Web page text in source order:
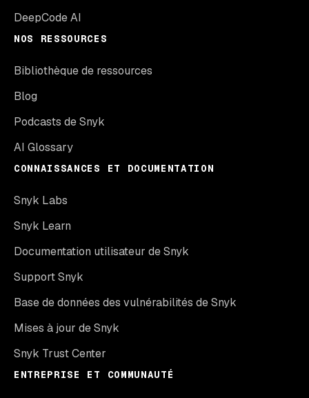
DeepCode AI
NOS RESSOURCES
Bibliothèque de ressources
Blog
Podcasts de Snyk
AI Glossary
CONNAISSANCES ET DOCUMENTATION
Snyk Labs
Snyk Learn
Documentation utilisateur de Snyk
Support Snyk
Base de données des vulnérabilités de Snyk
Mises à jour de Snyk
Snyk Trust Center
ENTREPRISE ET COMMUNAUTÉ